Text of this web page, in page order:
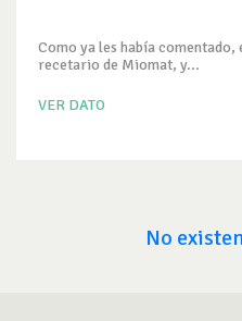
Como ya les había
recetario de Miomat, y...
VER DATO
No